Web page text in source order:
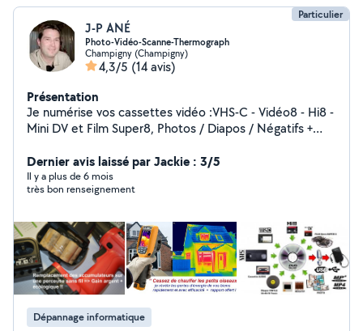
Particulier
J-P ANÉ
Photo-Vidéo-Scanne-Thermograph
Champigny (Champigny)
4,3/5 (14 avis)
Présentation
Je numérise vos cassettes vidéo :VHS-C - Vidéo8 - Hi8 -
Mini DV et Film Super8, Photos / Diapos / Négatifs +
shooting, mariage. Location magnétophone à bande
GRUNDIG TK220 Mono 9,5 & 19 Thermographie
infrarouge de vos locaux. A bientôt...
Dernier avis laissé par Jackie : 3/5
Il y a plus de 6 mois
très bon renseignement
Dépannage informatique